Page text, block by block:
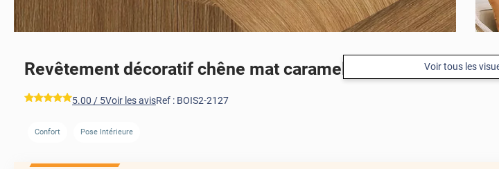
Voir tous les
Revêtement décoratif chêne mat caramel
*****
5.00 / 5Voir les avisRef : BOIS2-2127
Confort Pose Intérieure